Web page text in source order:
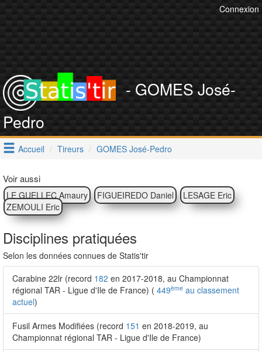
Connexion
- GOMES José-
Pedro
Accueil Tireurs GOMES José-Pedro
Voir aussi
LE GUELLEC Amaury FIGUEIREDO Daniel
LESAGE Eric
ZEMOULI Eric
Disciplines pratiquées
Selon les données connues de Statis'tir
Carabine 22lr (record 182 en 2017-2018, au Championnat
régional TAR - Ligue d'Ile de France) ( 449ème au classement
actuel)
Fusil Armes Modifiées (record 151 en 2018-2019, au
Championnat régional TAR - Ligue d'Ile de France)